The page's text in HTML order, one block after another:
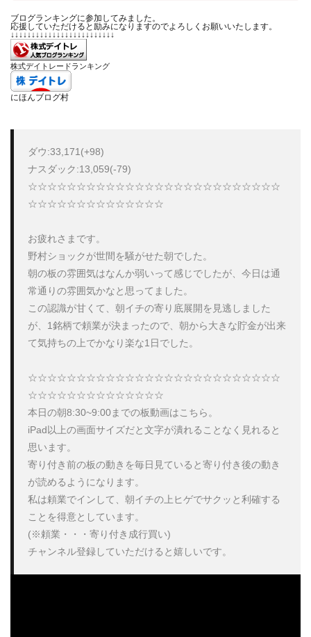
ブログランキングに参加してみました。
応援していただけると励みになりますのでよろしくお願いいたします。
↓↓↓↓↓↓↓↓↓↓↓↓↓↓↓↓↓↓↓↓↓↓↓↓↓
株式デイトレードランキング
にほんブログ村
ダウ:33,171(+98)
ナスダック:13,059(-79)
☆☆☆☆☆☆☆☆☆☆☆☆☆☆☆☆☆☆☆☆☆☆☆☆☆☆
☆☆☆☆☆☆☆☆☆☆☆☆☆☆
お疲れさまです。
野村ショックが世間を騒がせた朝でした。
朝の板の雰囲気はなんか弱いって感じでしたが、今日は通
常通りの雰囲気かなと思ってました。
この認識が甘くて、朝イチの寄り底展開を見逃しました
が、1銘柄で頼業が決まったので、朝から大きな貯金が出来
て気持ちの上でかなり楽な1日でした。
☆☆☆☆☆☆☆☆☆☆☆☆☆☆☆☆☆☆☆☆☆☆☆☆☆☆
☆☆☆☆☆☆☆☆☆☆☆☆☆☆
本日の朝8:30~9:00までの板動画はこちら。
iPad以上の画面サイズだと文字が潰れることなく見れると
思います。
寄り付き前の板の動きを毎日見ていると寄り付き後の動き
が読めるようになります。
私は頼業でインして、朝イチの上ヒゲでサクッと利確する
ことを得意としています。
(※頼業・・・寄り付き成行買い)
チャンネル登録していただけると嬉しいです。